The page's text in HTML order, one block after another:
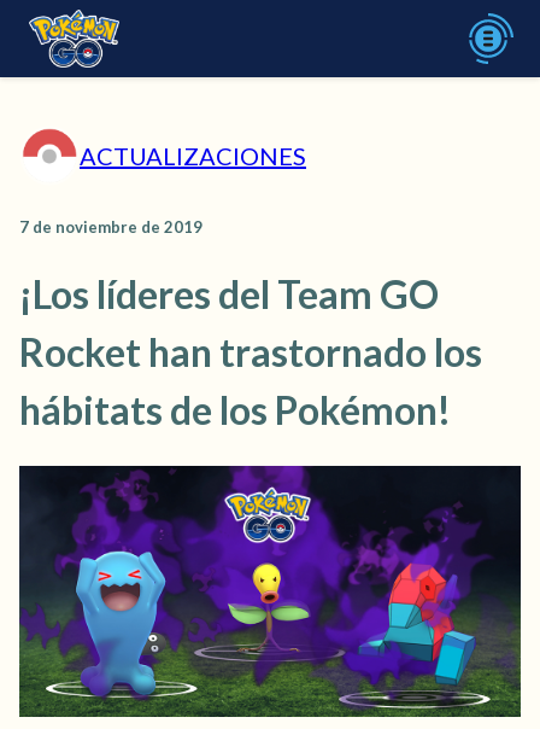
ACTUALIZACIONES
7 de noviembre de 2019
¡Los líderes del Team GO
Rocket han trastornado los
hábitats de los Pokémon!